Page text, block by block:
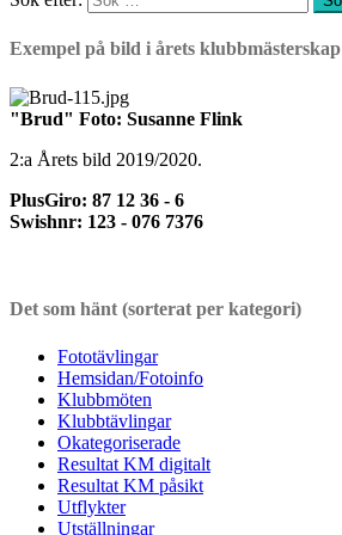
Exempel på bild i årets klubbmästerskap
"Brud" Foto: Susanne Flink
2:a Årets bild 2019/2020.
PlusGiro: 87 12 36 - 6
Swishnr: 123 - 076 7376
Det som hänt (sorterat per kategori)
Fototävlingar
Hemsidan/Fotoinfo
Klubbmöten
Klubbtävlingar
Okategoriserade
Resultat KM digitalt
Resultat KM påsikt
Utflykter
Utställningar